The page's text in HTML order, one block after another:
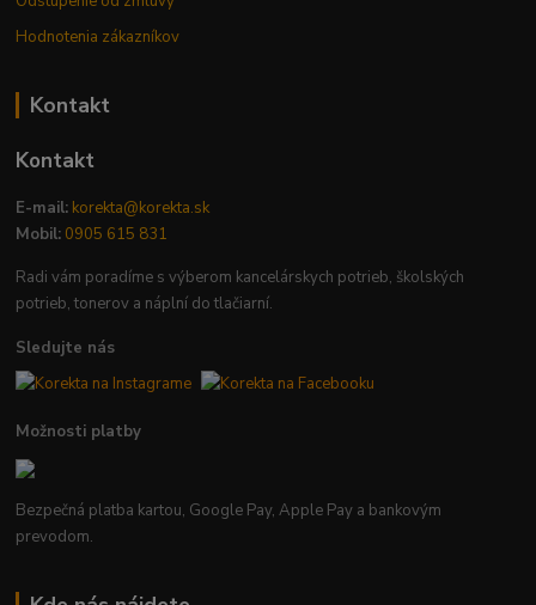
Hodnotenia zákazníkov
Kontakt
Kontakt
E-mail: korekta@korekta.sk
Mobil: 0905 615 831
Radi vám poradíme s výberom kancelárskych potrieb, školských
potrieb, tonerov a náplní do tlačiarní.
Sledujte nás
Možnosti platby
Bezpečná platba kartou, Google Pay, Apple Pay a bankovým
prevodom.